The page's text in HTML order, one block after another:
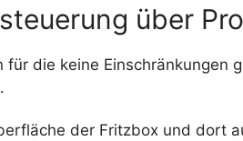
über
für die keine Einschränkungen
der Fritzbox und dort